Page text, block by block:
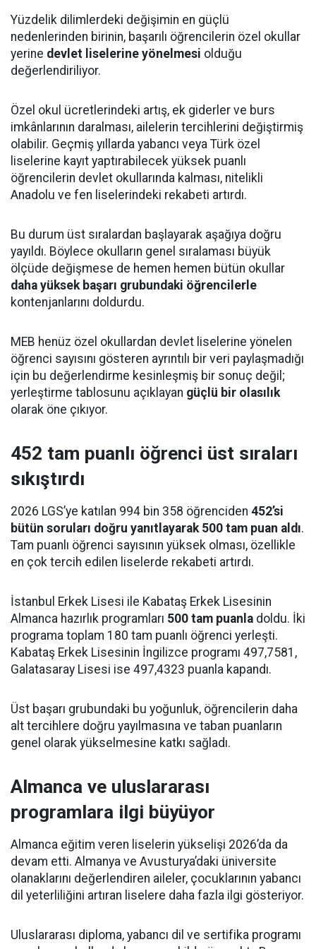
Yüzdelik dilimlerdeki değişimin en güçlü
nedenlerinden birinin, başarılı öğrencilerin özel okullar
yerine devlet liselerine yönelmesi olduğu
değerlendiriliyor.
Özel okul ücretlerindeki artış, ek giderler ve burs
imkânlarının daralması, ailelerin tercihlerini değiştirmiş
olabilir. Geçmiş yıllarda yabancı veya Türk özel
liselerine kayıt yaptırabilecek yüksek puanlı
öğrencilerin devlet okullarında kalması, nitelikli
Anadolu ve fen liselerindeki rekabeti artırdı.
Bu durum üst sıralardan başlayarak aşağıya doğru
yayıldı. Böylece okulların genel sıralaması büyük
ölçüde değişmese de hemen hemen bütün okullar
daha yüksek başarı grubundaki öğrencilerle
kontenjanlarını doldurdu.
MEB henüz özel okullardan devlet liselerine yönelen
öğrenci sayısını gösteren ayrıntılı bir veri paylaşmadığı
için bu değerlendirme kesinleşmiş bir sonuç değil;
yerleştirme tablosunu açıklayan güçlü bir olasılık
olarak öne çıkıyor.
452 tam puanlı öğrenci üst sıraları
sıkıştırdı
2026 LGS’ye katılan 994 bin 358 öğrenciden 452’si
bütün soruları doğru yanıtlayarak 500 tam puan aldı.
Tam puanlı öğrenci sayısının yüksek olması, özellikle
en çok tercih edilen liselerde rekabeti artırdı.
İstanbul Erkek Lisesi ile Kabataş Erkek Lisesinin
Almanca hazırlık programları 500 tam puanla doldu. İki
programa toplam 180 tam puanlı öğrenci yerleşti.
Kabataş Erkek Lisesinin İngilizce programı 497,7581,
Galatasaray Lisesi ise 497,4323 puanla kapandı.
Üst başarı grubundaki bu yoğunluk, öğrencilerin daha
alt tercihlere doğru yayılmasına ve taban puanların
genel olarak yükselmesine katkı sağladı.
Almanca ve uluslararası
programlara ilgi büyüyor
Almanca eğitim veren liselerin yükselişi 2026’da da
devam etti. Almanya ve Avusturya’daki üniversite
olanaklarını değerlendiren aileler, çocuklarının yabancı
dil yeterliliğini artıran liselere daha fazla ilgi gösteriyor.
Uluslararası diploma, yabancı dil ve sertifika programı